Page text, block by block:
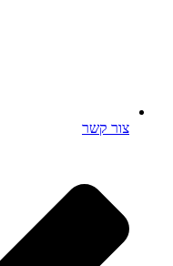
צור קשר